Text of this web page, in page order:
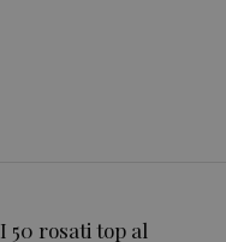
I 50 rosati top al